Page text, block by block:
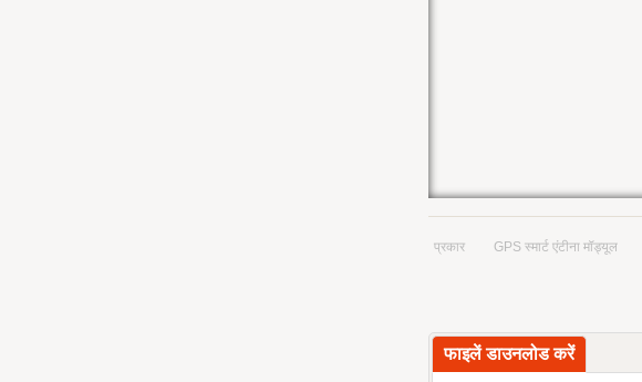
प्रकार GPS स्मार्ट एंटीना मॉड्यूल
फाइलें डाउनलोड करें